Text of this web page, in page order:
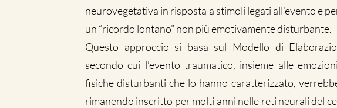
neurovegetativa in risposta a stimoli legati all’evento e
un “ricordo lontano” non più emotivamente disturbante.
Questo approccio si basa sul Modello di
secondo cui l’evento traumatico, insieme alle
fisiche disturbanti che lo hanno caratterizzato,
rimanendo inscritto per molti anni nelle reti neurali del